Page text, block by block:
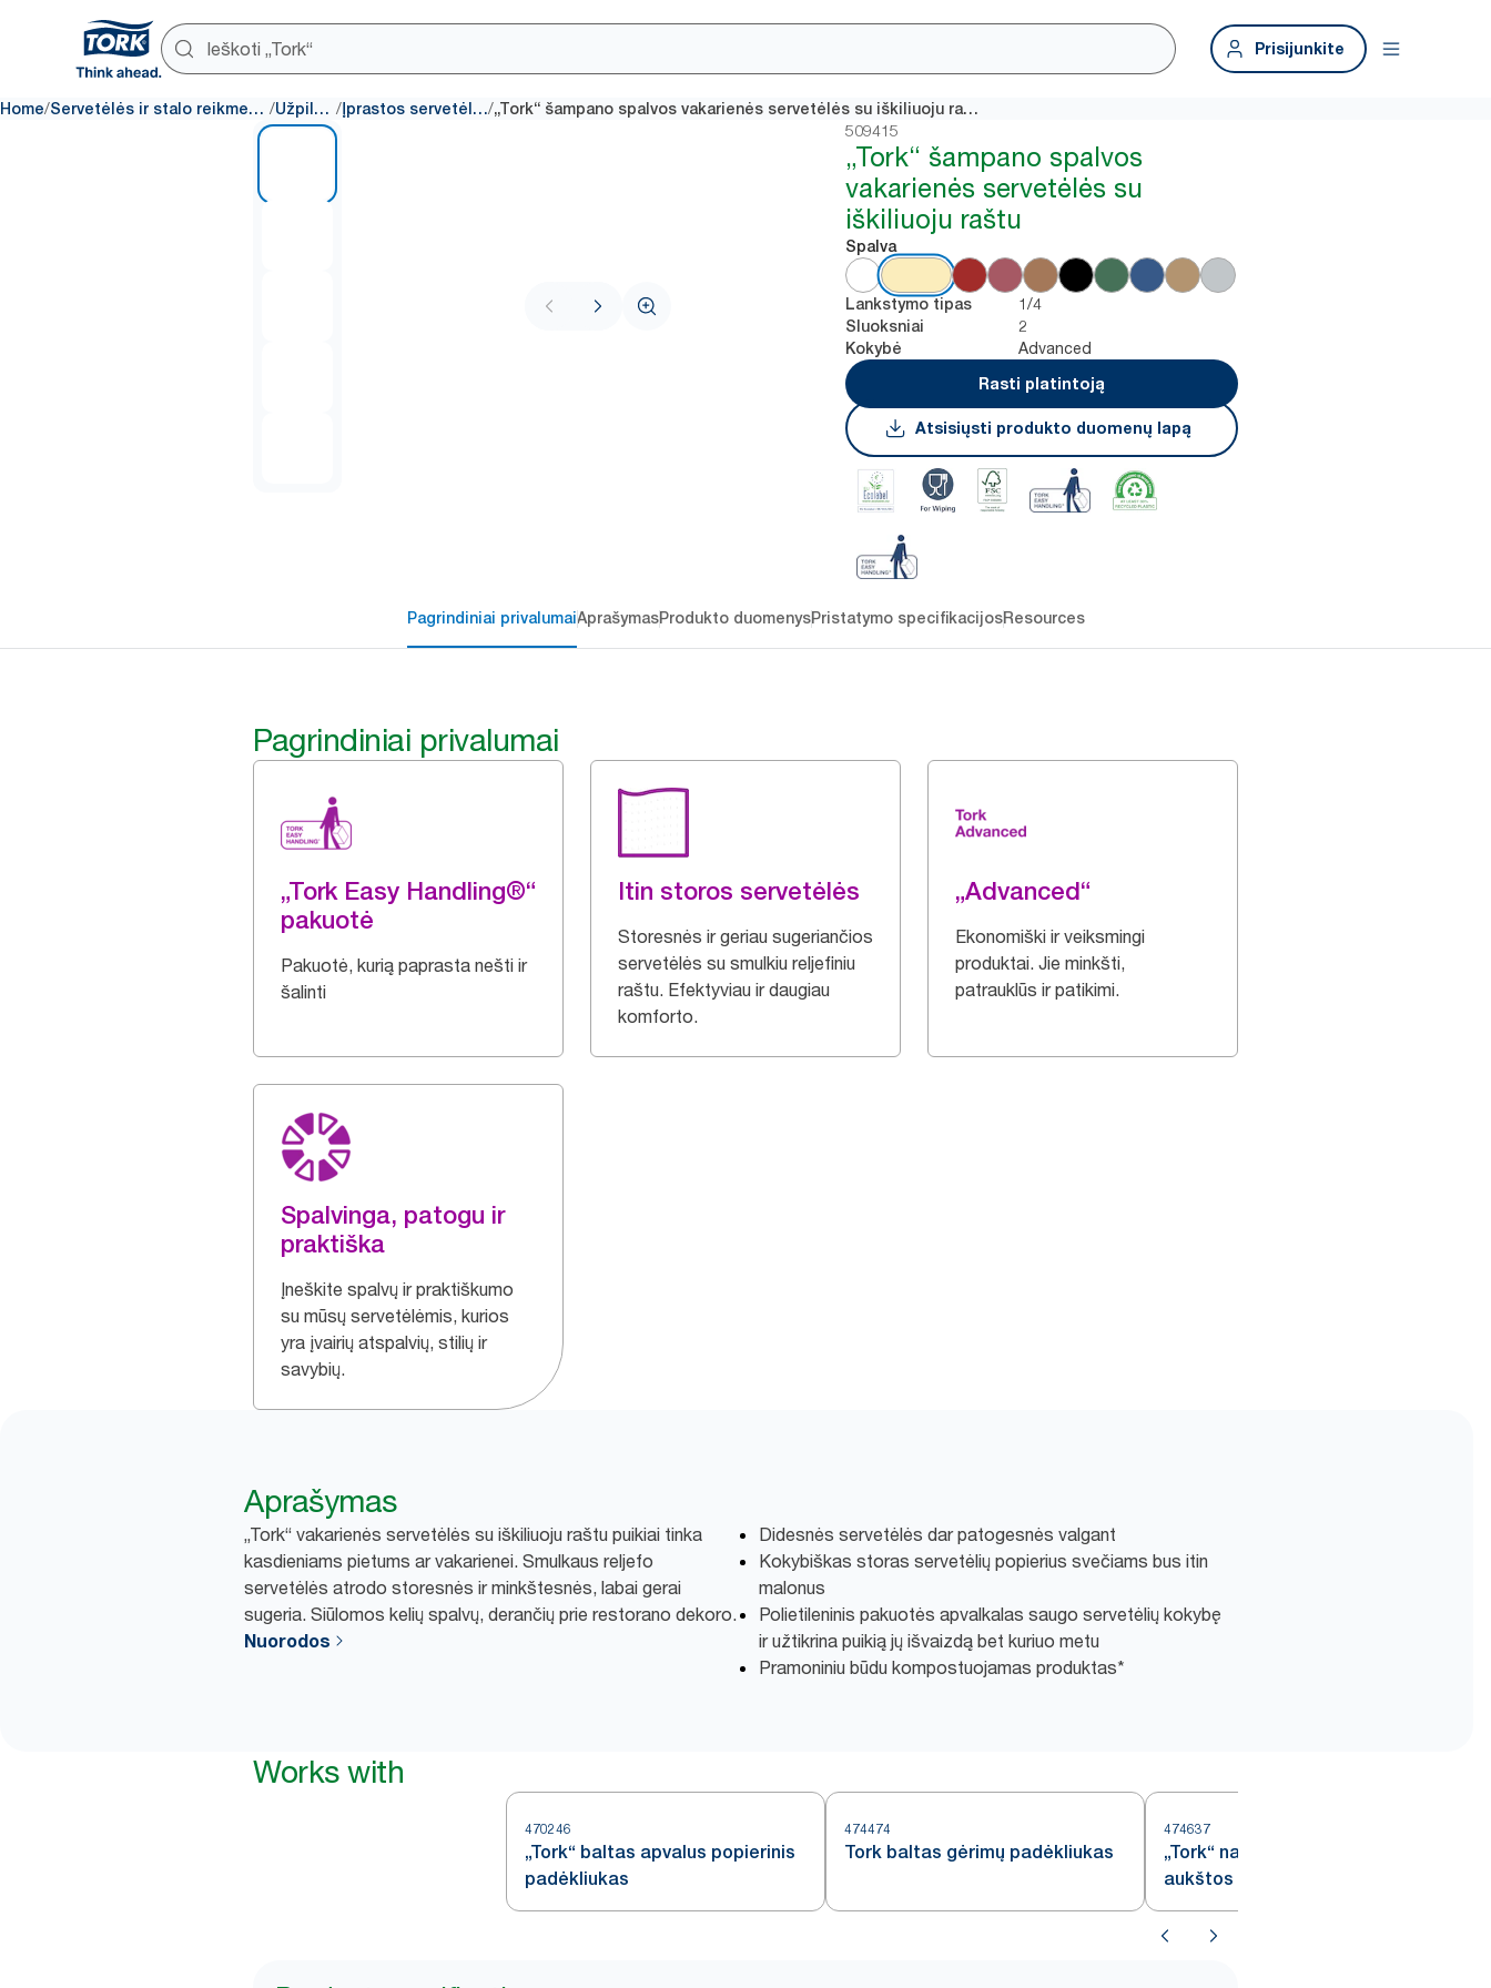
Prisijunkite
Home/ Servetėlės ir stalo reikmenys / Užpildai / Įprastos servetėlės/ „Tork“ šampano spalvos vakarienės servetėlės su iškiliuoju raštu
509415
„Tork“ šampano spalvos
vakarienės servetėlės su
iškiliuoju raštu
Spalva
Lankstymo tipas 1/4
Sluoksniai 2
Kokybė
Advanced
Rasti platintoją
Atsisiųsti produkto duomenų lapą
Pagrindiniai privalumaiAprašymasProdukto duomenysPristatymo specifikacijosResources
Pagrindiniai privalumai
„Tork Easy Handling®“
pakuotė
Pakuotė, kurią paprasta nešti ir
šalinti
Itin storos servetėlės
Storesnės ir geriau sugeriančios
servetėlės su smulkiu reljefiniu
raštu. Efektyviau ir daugiau
komforto.
„Advanced“
Ekonomiški ir veiksmingi
produktai. Jie minkšti,
patrauklūs ir patikimi.
Spalvinga, patogu ir
praktiška
Įneškite spalvų ir praktiškumo
su mūsų servetėlėmis, kurios
yra įvairių atspalvių, stilių ir
savybių.
Aprašymas
„Tork“ vakarienės servetėlės su iškiliuoju raštu puikiai tinka
kasdieniams pietums ar vakarienei. Smulkaus reljefo
servetėlės atrodo storesnės ir minkštesnės, labai gerai
sugeria. Siūlomos kelių spalvų, derančių prie restorano dekoro.
Nuorodos
Didesnės servetėlės dar patogesnės valgant
Kokybiškas storas servetėlių popierius svečiams bus itin
malonus
Polietileninis pakuotės apvalkalas saugo servetėlių kokybę
ir užtikrina puikią jų išvaizdą bet kuriuo metu
Pramoniniu būdu kompostuojamas produktas*
Works with
470246
„Tork“ baltas apvalus popierinis
padėkliukas
474474
Tork baltas gėrimų padėkliukas
474637
„Tork“ natūralios spalvos
aukštos kokybės įrankių vokelis